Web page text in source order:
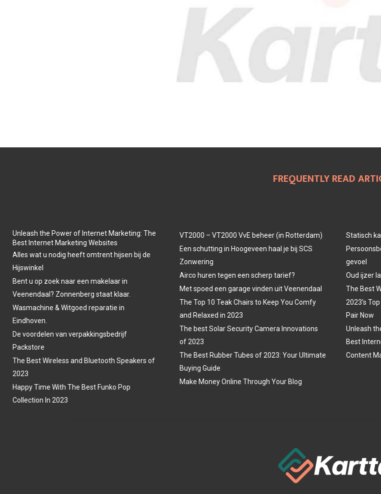
FREQUENTLY READ
Unleash the Power of Internet Marketing: The
Best Internet Marketing Websites
Alles wat u nodig heeft omtrent hijsen bij de
Hijswinkel
Bent u op zoek naar een makelaar in
Veenendaal? Zonnenberg staat klaar.
Wasmachine & Witgoed reparatie in
Eindhoven.
De voordelen van verpakkingsbedrijf
Packstore
The Best Wireless and Bluetooth Speakers of
2023
Happy Time With The Best Funko Pop
Collection In 2023
VT2000 – VT2000 VvE beheer (in Rotterdam)
Een schutting in Hoogeveen haal je bij SCS
Zonwering
Airco huren tegen een scherp tarief?
Met spoed een garage vinden uit Veenendaal
The Top 10 Teak Chairs to Keep You Comfy
and Relaxed in 2023
The best Solar Security Camera Innovations
of 2023
The Best Rubber Tubes of 2023: Your Ultimate
Buying Guide
Make Money Online Through Your Blog
Statisch
gevoel
Oud ijzer
The Best
2023’s
Pair Now
Unleash
Best
Content